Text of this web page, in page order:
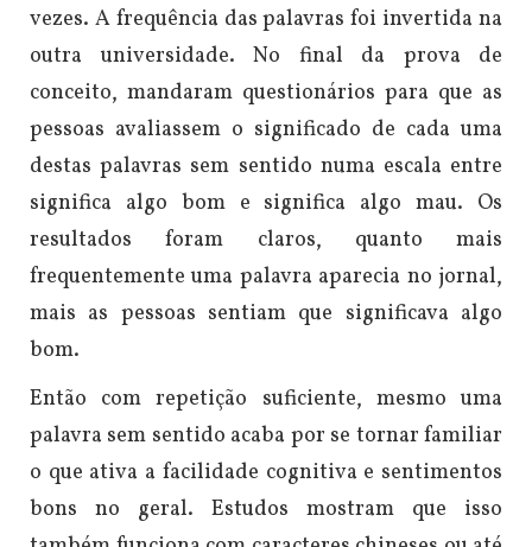
vezes. A frequência das palavras foi invertida na
outra universidade. No final da prova de
conceito, mandaram questionários para que as
pessoas avaliassem o significado de cada uma
destas palavras sem sentido numa escala entre
significa algo bom e significa algo mau. Os
resultados foram claros, quanto mais
frequentemente uma palavra aparecia no jornal,
mais as pessoas sentiam que significava algo
bom.
Então com repetição suficiente, mesmo uma
palavra sem sentido acaba por se tornar familiar
o que ativa a facilidade cognitiva e sentimentos
bons no geral. Estudos mostram que isso